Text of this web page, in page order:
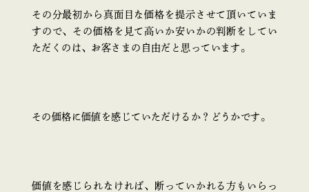
その分最初から真面目な価格を提示させて頂いていま
すので、その価格を見て高いか安いかの判断をしてい
ただくのは、お客さまの自由だと思っています。
その価格に価値を感じていただけるか？どうかです。
価値を感じられなければ、断っていかれる方もいらっ